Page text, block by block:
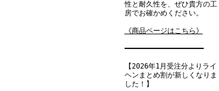
性と耐久性を、ぜひ貴方の工
房でお確かめください。
《商品ページはこちら》
━━━━━━━━━━━━━━━━━━━
【2026年1月受注分よりライ
ヘンまとめ割が新しくなりま
した！】